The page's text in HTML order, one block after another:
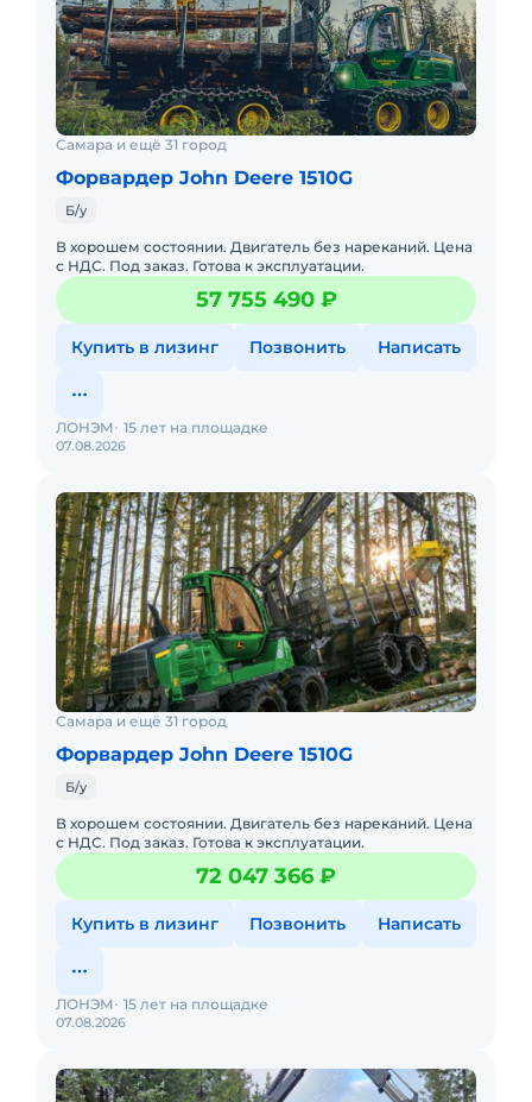
Самара и ещё 31 город
Форвардер John Deere 1510G
Б/у
В хорошем состоянии. Двигатель без нареканий. Цена
с НДС. Под заказ. Готова к эксплуатации.
57 755 490 ₽
Купить в лизинг Позвонить Написать
07.08.2026
ЛОНЭМ 15 лет на площадке
Самара и ещё 31 город
Форвардер John Deere 1510G
Б/у
В хорошем состоянии. Двигатель без нареканий. Цена
с НДС. Под заказ. Готова к эксплуатации.
72 047 366 ₽
Купить в лизинг Позвонить Написать
07.08.2026
ЛОНЭМ 15 лет на площадке